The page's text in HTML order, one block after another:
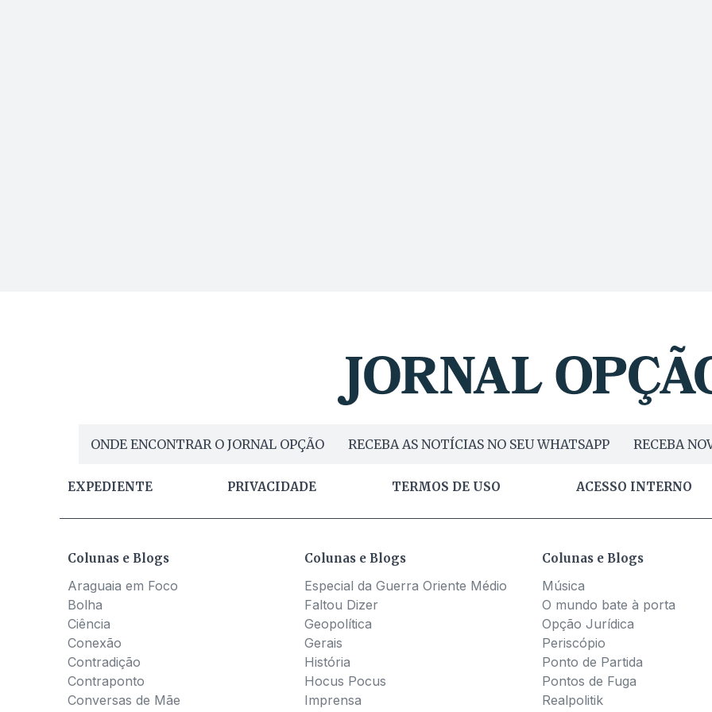
ONDE ENCONTRAR O JORNAL OPÇÃO RECEBA AS NOTÍCIAS NO SEU WHATSAPP RECEBA
EXPEDIENTE PRIVACIDADE TERMOS DE USO ACESSO INTERNO
Colunas e Blogs
Araguaia em Foco
Bolha
Ciência
Conexão
Contradição
Contraponto
Conversas de Mãe
Colunas e Blogs
Especial da Guerra Oriente Médio
Faltou Dizer
Geopolítica
Gerais
História
Hocus Pocus
Imprensa
Colunas e Blogs
Música
O mundo bate à porta
Opção Jurídica
Periscópio
Ponto de Partida
Pontos de Fuga
Realpolitik